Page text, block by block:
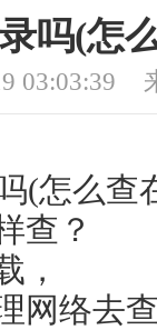
吗(怎
03:03:39
(怎么查
查？
，
网络去